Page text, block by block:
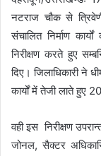
नटराज चौक से
संचालित निर्माण
निरीक्षण करते हुए
दिए। जिलाधिकारी ने
कार्यों में तेजी लाते हुए
वही इस निरीक्षण
जोनल, सैक्टर